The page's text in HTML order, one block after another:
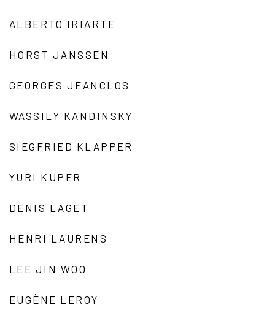
ALBERTO IRIARTE
HORST JANSSEN
GEORGES JEANCLOS
WASSILY KANDINSKY
SIEGFRIED KLAPPER
YURI KUPER
DENIS LAGET
HENRI LAURENS
LEE JIN WOO
EUGÈNE LEROY